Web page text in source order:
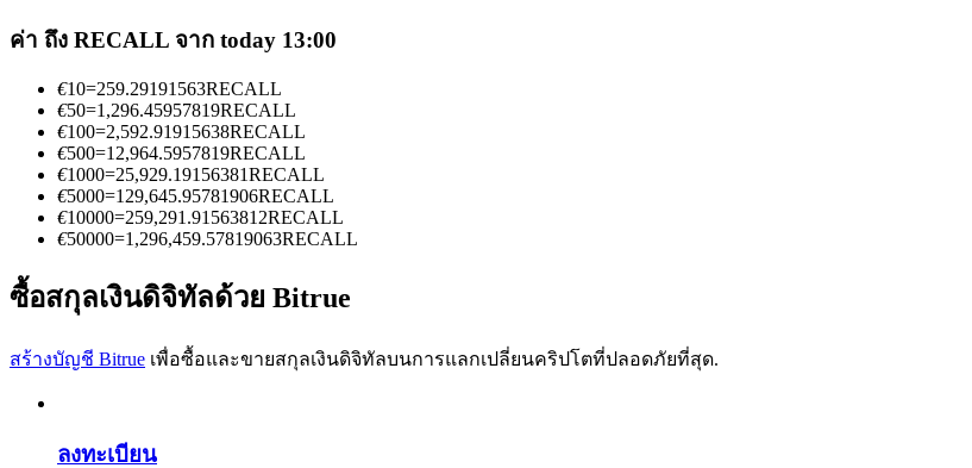
เป็นเทรดเดอร์คัดลอก
ค่า ถึง RECALL จาก today 13:00
€10=259.29191563RECALL
€50=1,296.45957819RECALL
€100=2,592.91915638RECALL
€500=12,964.5957819RECALL
€1000=25,929.19156381RECALL
€5000=129,645.95781906RECALL
€10000=259,291.91563812RECALL
€50000=1,296,459.57819063RECALL
ซื้อสกุลเงินดิจิทัลด้วย Bitrue
สร้างบัญชี Bitrue เพื่อซื้อและขายสกุลเงินดิจิทัลบนการแลกเปลี่ยนคริปโตที่ปลอดภัยที่สุด.
ลงทะเบียน